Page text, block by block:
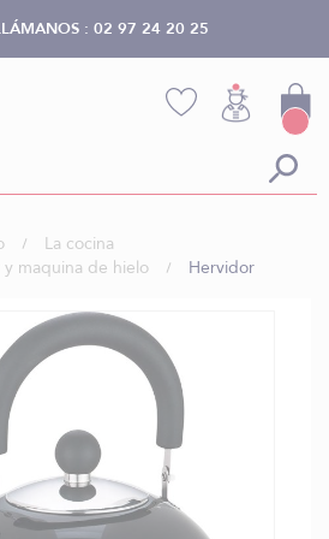
: 02 97 24 20 25
La cocina
maquina de hielo
Hervidor